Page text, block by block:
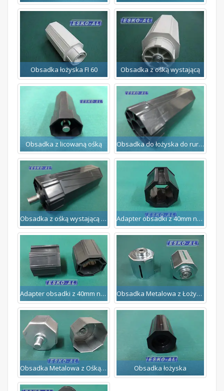
Obsadka łożyska FI 60 Obsadka z ośką wystającą
Obsadka z licowaną ośką Obsadka do łożyska do rury 60mm
Obsadka z ośką wystającą do rury 60mm Adapter obsadki z 40mm na 50mm
Adapter obsadki z 40mm na 60mm Obsadka Metalowa z Łożyskiem
Obsadka Metalowa z Ośką Wystającą Obsadka łożyska